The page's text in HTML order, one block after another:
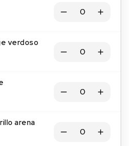
verdoso
arena